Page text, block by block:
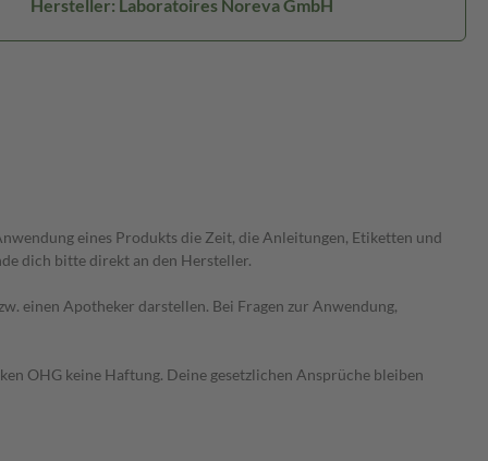
Hersteller: Laboratoires Noreva GmbH
eines Produkts die Zeit, die Anleitungen, Etiketten und
dich bitte direkt an den Hersteller.
einen Apotheker darstellen. Bei Fragen zur Anwendung,
OHG keine Haftung. Deine gesetzlichen Ansprüche bleiben